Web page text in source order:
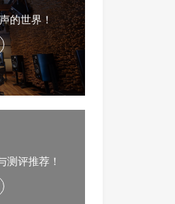
的世界！
测评推荐！